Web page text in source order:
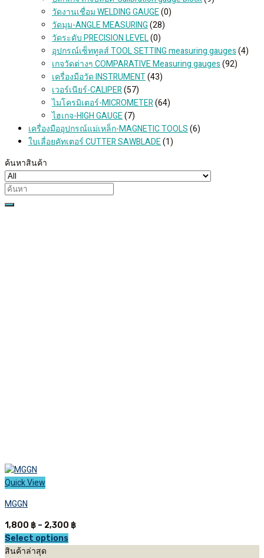
วัดงานเชื่อม WELDING GAUGE(0)
วัดมุม-ANGLE MEASURING(28)
วัดระดับ PRECISION LEVEL(0)
อุปกรณ์เซ็ททูลส์ TOOL SETTING measuring gauges(4)
เกจวัดต่างๆ COMPARATIVE Measuring gauges(92)
เครื่องมือวัด INSTRUMENT(43)
เวอร์เนียร์-CALIPER(57)
ไมโครมิเตอร์-MICROMETER(64)
ไฮเกจ-HIGH GAUGE(7)
เครื่องมืออุปกรณ์แม่เหล็ก-MAGNETIC TOOLS(6)
ใบเลื่อยคัทเตอร์ CUTTER SAWBLADE(1)
ค้นหาสินค้า
Search
for:
Quick View
MGGN
1,800 ฿ – 2,300 ฿Price
Select options
This
สินค้าล่าสุด